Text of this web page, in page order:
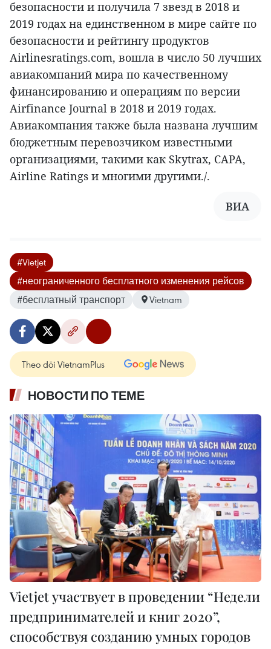
безопасности и получила 7 звезд в 2018 и
2019 годах на единственном в мире сайте по
безопасности и рейтингу продуктов
Airlinesratings.com, вошла в число 50 лучших
авиакомпаний мира по качественному
финансированию и операциям по версии
Airfinance Journal в 2018 и 2019 годах.
Авиакомпания также была названа лучшим
бюджетным перевозчиком известными
организациями, такими как Skytrax, CAPA,
Airline Ratings и многими другими./.
ВИА
#Vietjet
#неограниченного бесплатного изменения рейсов
#бесплатный транспорт
Vietnam
Theo dõi VietnamPlus
НОВОСТИ ПО ТЕМЕ
Vietjet участвует в проведении “Недели
предпринимателей и книг 2020”,
способствуя созданию умных городов